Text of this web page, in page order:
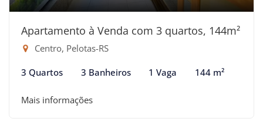
Apartamento à Venda com 3 quartos, 144m²
Centro, Pelotas-RS
3 Quartos 3 Banheiros 1 Vaga 144 m²
Mais informações